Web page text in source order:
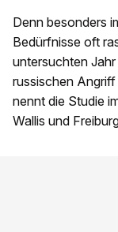
Denn besonders
Bedürfnisse oft
untersuchten
russischen
nennt die Studie
Wallis und